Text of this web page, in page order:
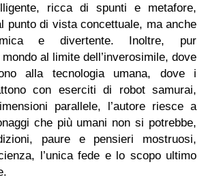
ricca di spunti e metafore,
punto di vista concettuale, ma anche
e divertente. Inoltre, pur
al limite dell’inverosimile, dove
alla tecnologia umana, dove i
con eserciti di robot samurai,
parallele, l’autore riesce a
che più umani non si potrebbe,
paure e pensieri mostruosi,
l’unica fede e lo scopo ultimo